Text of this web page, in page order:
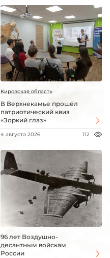
Кировская область
В Верхнекамье прошёл
патриотический квиз
«Зоркий глаз»
4 августа 2026 112
96 лет Воздушно-
десантным войскам
России